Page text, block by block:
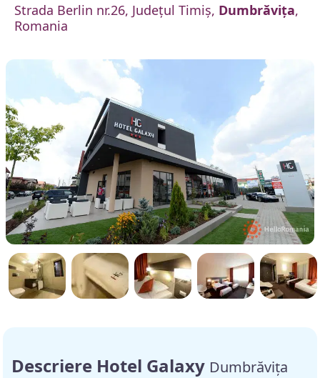
Strada Berlin nr.26, Județul Timiș, Dumbrăvița,
Romania
Descriere Hotel Galaxy Dumbrăvița